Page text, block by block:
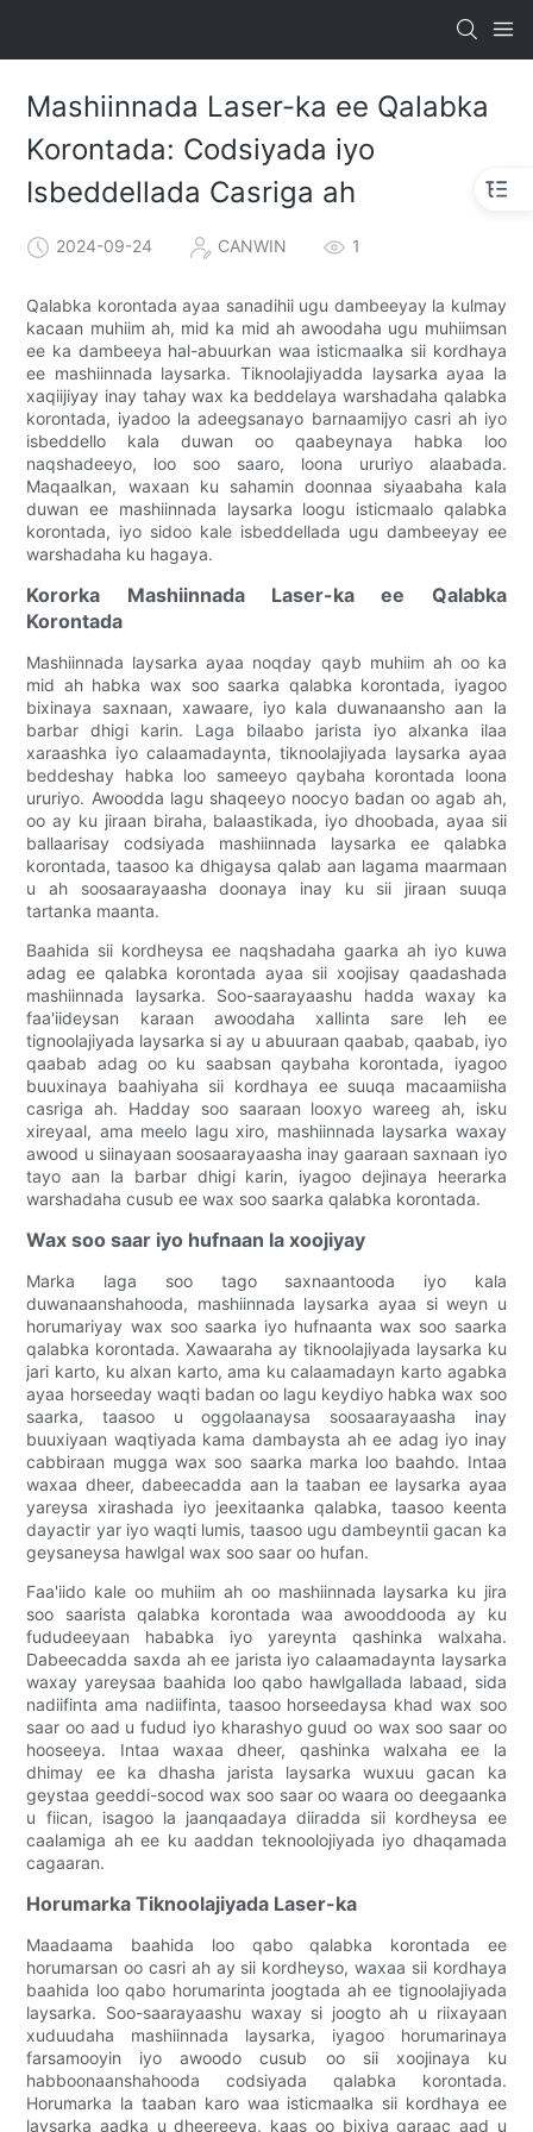
Mashiinnada Laser-ka ee Qalabka
Korontada: Codsiyada iyo
Isbeddellada Casriga ah
2024-09-24 CANWIN 1
Qalabka korontada ayaa sanadihii ugu dambeeyay la kulmay
kacaan muhiim ah, mid ka mid ah awoodaha ugu muhiimsan
ee ka dambeeya hal-abuurkan waa isticmaalka sii kordhaya
ee mashiinnada laysarka. Tiknoolajiyadda laysarka ayaa la
xaqiijiyay inay tahay wax ka beddelaya warshadaha qalabka
korontada, iyadoo la adeegsanayo barnaamijyo casri ah iyo
isbeddello kala duwan oo qaabeynaya habka loo
naqshadeeyo, loo soo saaro, loona ururiyo alaabada.
Maqaalkan, waxaan ku sahamin doonnaa siyaabaha kala
duwan ee mashiinnada laysarka loogu isticmaalo qalabka
korontada, iyo sidoo kale isbeddellada ugu dambeeyay ee
warshadaha ku hagaya.
Kororka Mashiinnada Laser-ka ee Qalabka
Korontada
Mashiinnada laysarka ayaa noqday qayb muhiim ah oo ka
mid ah habka wax soo saarka qalabka korontada, iyagoo
bixinaya saxnaan, xawaare, iyo kala duwanaansho aan la
barbar dhigi karin. Laga bilaabo jarista iyo alxanka ilaa
xaraashka iyo calaamadaynta, tiknoolajiyada laysarka ayaa
beddeshay habka loo sameeyo qaybaha korontada loona
ururiyo. Awoodda lagu shaqeeyo noocyo badan oo agab ah,
oo ay ku jiraan biraha, balaastikada, iyo dhoobada, ayaa sii
ballaarisay codsiyada mashiinnada laysarka ee qalabka
korontada, taasoo ka dhigaysa qalab aan lagama maarmaan
u ah soosaarayaasha doonaya inay ku sii jiraan suuqa
tartanka maanta.
Baahida sii kordheysa ee naqshadaha gaarka ah iyo kuwa
adag ee qalabka korontada ayaa sii xoojisay qaadashada
mashiinnada laysarka. Soo-saarayaashu hadda waxay ka
faa'iideysan karaan awoodaha xallinta sare leh ee
tignoolajiyada laysarka si ay u abuuraan qaabab, qaabab, iyo
qaabab adag oo ku saabsan qaybaha korontada, iyagoo
buuxinaya baahiyaha sii kordhaya ee suuqa macaamiisha
casriga ah. Hadday soo saaraan looxyo wareeg ah, isku
xireyaal, ama meelo lagu xiro, mashiinnada laysarka waxay
awood u siinayaan soosaarayaasha inay gaaraan saxnaan iyo
tayo aan la barbar dhigi karin, iyagoo dejinaya heerarka
warshadaha cusub ee wax soo saarka qalabka korontada.
Wax soo saar iyo hufnaan la xoojiyay
Marka laga soo tago saxnaantooda iyo kala
duwanaanshahooda, mashiinnada laysarka ayaa si weyn u
horumariyay wax soo saarka iyo hufnaanta wax soo saarka
qalabka korontada. Xawaaraha ay tiknoolajiyada laysarka ku
jari karto, ku alxan karto, ama ku calaamadayn karto agabka
ayaa horseeday waqti badan oo lagu keydiyo habka wax soo
saarka, taasoo u oggolaanaysa soosaarayaasha inay
buuxiyaan waqtiyada kama dambaysta ah ee adag iyo inay
cabbiraan mugga wax soo saarka marka loo baahdo. Intaa
waxaa dheer, dabeecadda aan la taaban ee laysarka ayaa
yareysa xirashada iyo jeexitaanka qalabka, taasoo keenta
dayactir yar iyo waqti lumis, taasoo ugu dambeyntii gacan ka
geysaneysa hawlgal wax soo saar oo hufan.
Faa'iido kale oo muhiim ah oo mashiinnada laysarka ku jira
soo saarista qalabka korontada waa awooddooda ay ku
fududeeyaan hababka iyo yareynta qashinka walxaha.
Dabeecadda saxda ah ee jarista iyo calaamadaynta laysarka
waxay yareysaa baahida loo qabo hawlgallada labaad, sida
nadiifinta ama nadiifinta, taasoo horseedaysa khad wax soo
saar oo aad u fudud iyo kharashyo guud oo wax soo saar oo
hooseeya. Intaa waxaa dheer, qashinka walxaha ee la
dhimay ee ka dhasha jarista laysarka wuxuu gacan ka
geystaa geeddi-socod wax soo saar oo waara oo deegaanka
u fiican, isagoo la jaanqaadaya diiradda sii kordheysa ee
caalamiga ah ee ku aaddan teknoolojiyada iyo dhaqamada
cagaaran.
Horumarka Tiknoolajiyada Laser-ka
Maadaama baahida loo qabo qalabka korontada ee
horumarsan oo casri ah ay sii kordheyso, waxaa sii kordhaya
baahida loo qabo horumarinta joogtada ah ee tignoolajiyada
laysarka. Soo-saarayaashu waxay si joogto ah u riixayaan
xuduudaha mashiinnada laysarka, iyagoo horumarinaya
farsamooyin iyo awoodo cusub oo sii xoojinaya ku
habboonaanshahooda codsiyada qalabka korontada.
Horumarka la taaban karo waa isticmaalka sii kordhaya ee
laysarka aadka u dheereeya, kaas oo bixiya garaac aad u